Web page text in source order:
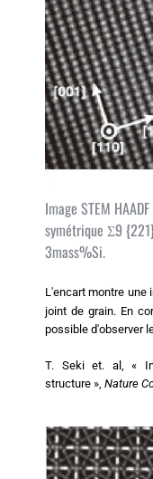
Image STEM
symétrique Σ9
3mass%Si.
L'encart montre une
joint de grain. En
possible d'observer
T. Seki et. al, «
structure », Nature